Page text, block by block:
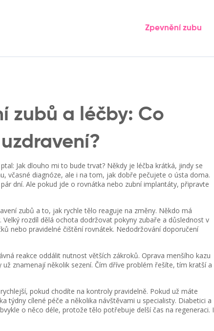
Zpevnění zubu
zubů a léčby: Co
Jak dlouho mi to bude trvat? Někdy je léčba krátká, jindy se
včasné diagnóze, ale i na tom, jak dobře pečujete o ústa doma.
dní. Ale pokud jde o rovnátka nebo zubní implantáty, připravte
zubů a to, jak rychle tělo reaguje na změny. Někdo má
rozdíl dělá ochota dodržovat pokyny zubaře a důslednost v
nebo pravidelné čištění rovnátek. Nedodržování doporučení
reakce oddálit nutnost větších zákroků. Oprava menšího kazu
znamenají několik sezení. Čím dříve problém řešíte, tím kratší a
pokud chodíte na kontroly pravidelně. Pokud už máte
týdny cílené péče a několika návštěvami u specialisty. Diabetici a
o něco déle, protože tělo potřebuje delší čas na regeneraci. I